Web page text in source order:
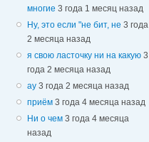
многие 3 года 1 месяц назад
Ну, это если "не бит, не 3 года
2 месяца назад
я свою ласточку ни на какую 3
года 2 месяца назад
ау 3 года 2 месяца назад
приём 3 года 4 месяца назад
Ни о чем 3 года 4 месяца
назад